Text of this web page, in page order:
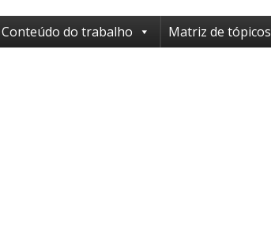
Conteúdo do trabalho Matriz de tópicos